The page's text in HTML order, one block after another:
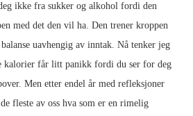
ikke fra sukker og alkohol fordi den
med det den vil ha. Den trener kroppen
uavhengig av inntak. Nå tenker jeg
kalorier får litt panikk fordi du ser for deg
Men etter endel år med refleksjoner
fleste av oss hva som er en rimelig